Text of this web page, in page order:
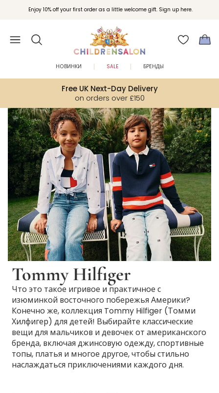
Enjoy 10% off your first order as a little welcome gift. Sign up here.
Вступайте в клуб Бонусы Childrensalon для эксклюзивных привилегий при
покупках.
Free UK Next-Day Delivery
on orders over £150
НОВИНКИ SALE БРЕНДЫ
Tommy Hilfiger
Что это такое игривое и практичное с
изюминкой восточного побережья Америки?
Конечно же, коллекция Tommy Hilfiger (Томми
Хилфигер) для детей! Выбирайте классические
вещи для мальчиков и девочек от американского
бренда, включая джинсовую одежду, спортивные
топы, платья и многое другое, чтобы стильно
наслаждаться приключениями каждого дня.